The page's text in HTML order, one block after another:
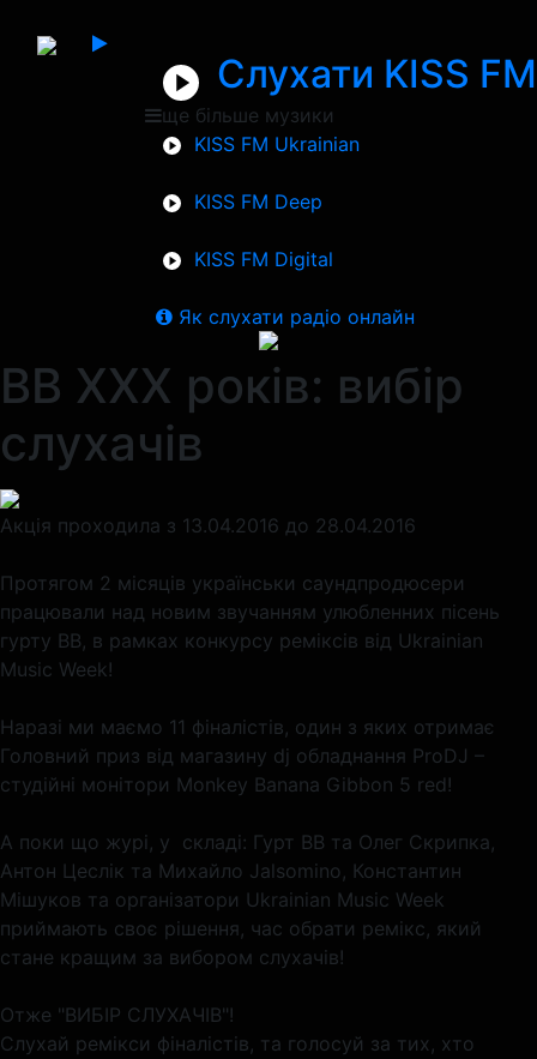
Слухати KISS FM
ще більше музики
KISS FM Ukrainian
KISS FM Deep
KISS FM Digital
Як слухати радіо онлайн
ВВ ХХХ років: вибір
слухачів
Акція проходила з 13.04.2016 до 28.04.2016
Протягом 2 місяців українськи саундпродюсери
працювали над новим звучанням улюбленних пісень
гурту ВВ, в рамках конкурсу реміксів від Ukrainian
Music Week!
Наразі ми маємо 11 фіналістів, один з яких отримає
Головний приз від магазину dj обладнання ProDJ –
студійні монітори Monkey Banana Gibbon 5 red!
А поки що журі, у складі: Гурт ВВ та Олег Скрипка,
Антон Цеслік та Михайло Jalsomino, Константин
Мішуков та організатори Ukrainian Music Week
приймають своє рішення, час обрати ремікс, який
стане кращим за вибором слухачів!
Отже "ВИБІР СЛУХАЧІВ"!
Слухай ремікси фіналістів, та голосуй за тих, хто